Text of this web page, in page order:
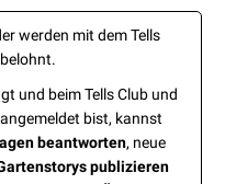
werden mit dem Tells
und beim Tells Club und
bist, kannst
beantworten, neue
publizieren